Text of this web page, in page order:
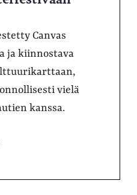
Canvas
ja kiinnostava
vielä
kanssa.